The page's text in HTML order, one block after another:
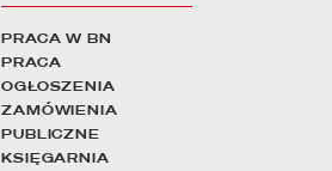
PRACA W BN
PRACA
OGŁOSZENIA
ZAMÓWIENIA
PUBLICZNE
KSIĘGARNIA